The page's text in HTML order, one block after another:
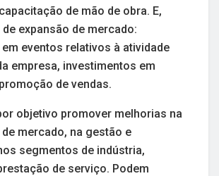
de mão de obra. E,
expansão de mercado:
eventos relativos à atividade
empresa, investimentos em
de vendas.
objetivo promover melhorias na
mercado, na gestão e
segmentos de indústria,
de serviço. Podem